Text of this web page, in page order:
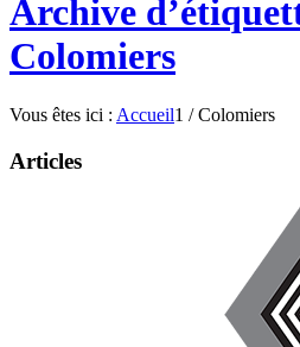
Archive
Colomiers
Vous êtes ici : Accueil1 / Colomiers
Articles